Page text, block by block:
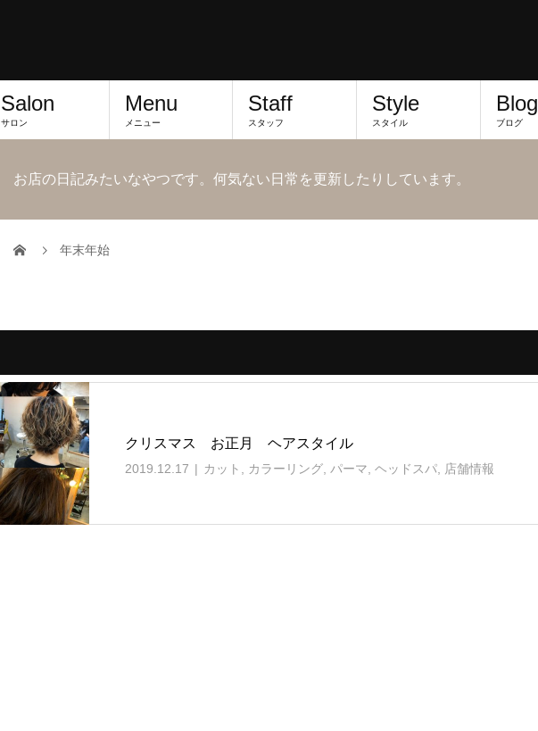
Salon
サロン
Menu
メニュー
Staff
スタッフ
Style
スタイル
Blog
ブログ
お店の日記みたいなやつです。何気ない日常を更新したりしています。
年末年始
クリスマス お正月 ヘアスタイル
2019.12.17 カット カラーリング, パーマ ヘッドスパ, 店舗情報